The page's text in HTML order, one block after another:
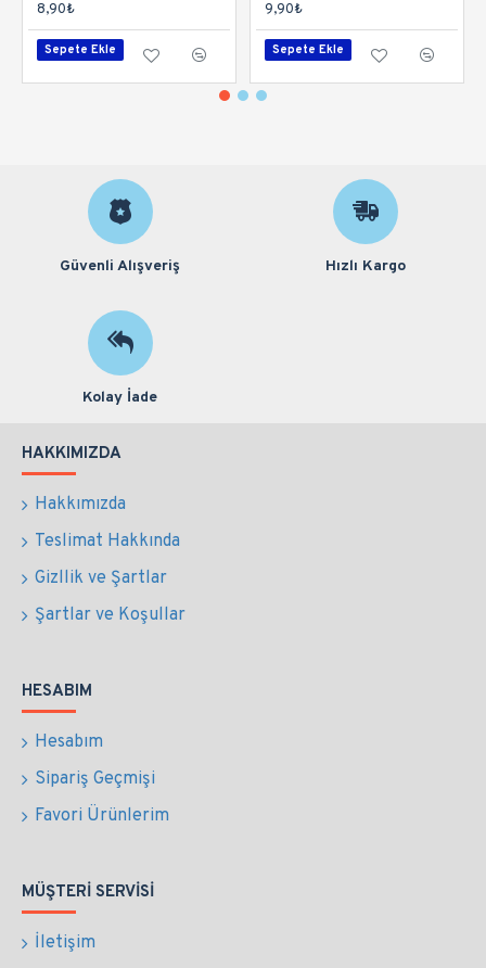
8,90₺
Sepete Ekle
9,90₺
Sepete Ekle
Güvenli Alışveriş Hızlı Kargo
Kolay İade
HAKKIMIZDA
Hakkımızda
Teslimat Hakkında
Gizllik ve Şartlar
Şartlar ve Koşullar
HESABIM
Hesabım
Sipariş Geçmişi
Favori Ürünlerim
MÜŞTERI SERVISI
İletişim